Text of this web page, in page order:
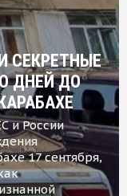
СЕКРЕТНЫЕ
ДНЕЙ ДО
и России
17 сентября,